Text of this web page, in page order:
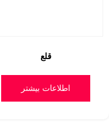
قلع
اطلاعات بیشتر